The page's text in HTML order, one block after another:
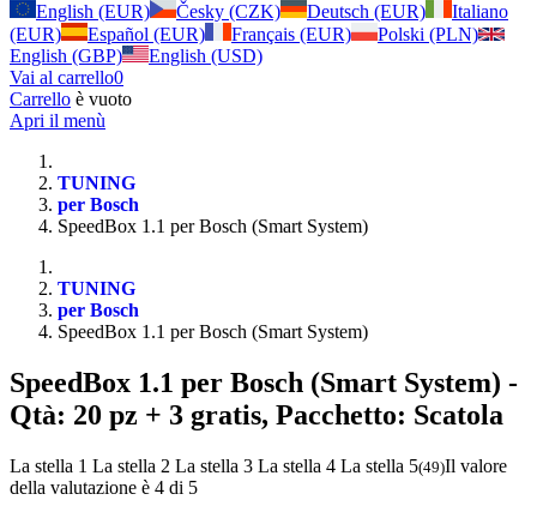
English (EUR)
Česky (CZK) Deutsch (EUR)
Italiano
(EUR)
Español (EUR) Français (EUR)
Polski (PLN)
English (GBP)
English (USD)
Vai al carrello0
Carrello è vuoto
Apri il menù
TUNING
per Bosch
SpeedBox 1.1 per Bosch (Smart System)
TUNING
per Bosch
SpeedBox 1.1 per Bosch (Smart System)
SpeedBox 1.1 per Bosch (Smart System) -
Qtà: 20 pz + 3 gratis, Pacchetto: Scatola
La stella 1 La stella 2 La stella 3 La stella 4 La stella 5(49)Il valore
della valutazione è 4 di 5